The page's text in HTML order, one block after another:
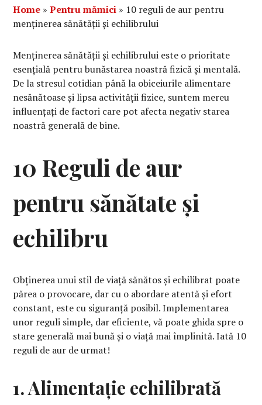
Home »Pentru mămici » 10 reguli de aur pentru
menținerea sănătății și echilibrului
Menținerea sănătății și echilibrului este o prioritate
esențială pentru bunăstarea noastră fizică și mentală.
De la stresul cotidian până la obiceiurile alimentare
nesănătoase și lipsa activității fizice, suntem mereu
influențați de factori care pot afecta negativ starea
noastră generală de bine.
10 Reguli de aur
pentru sănătate și
echilibru
Obținerea unui stil de viață sănătos și echilibrat poate
părea o provocare, dar cu o abordare atentă și efort
constant, este cu siguranță posibil. Implementarea
unor reguli simple, dar eficiente, vă poate ghida spre o
stare generală mai bună și o viață mai împlinită. Iată 10
reguli de aur de urmat!
1. Alimentație echilibrată